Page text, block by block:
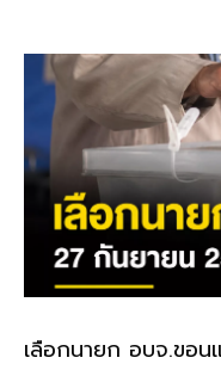
เลือกนายก อบจ.ขอ